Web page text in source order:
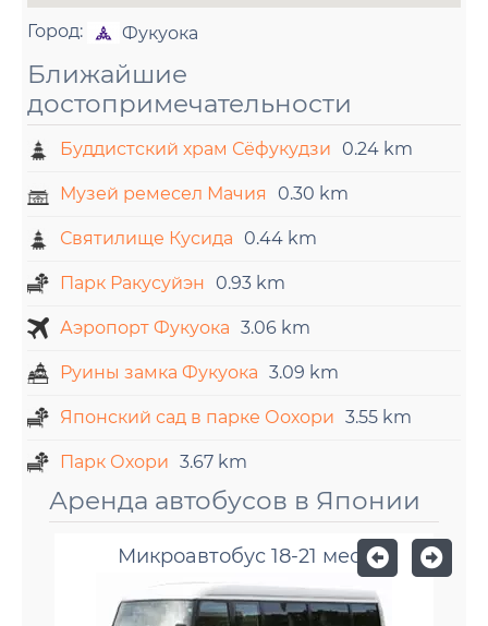
Город: Фукуока
Ближайшие
достопримечательности
Буддистский храм Сёфукудзи 0.24 km
Музей ремесел Мачия 0.30 km
Святилище Кусида 0.44 km
Парк Ракусуйэн 0.93 km
Аэропорт Фукуока 3.06 km
Руины замка Фукуока 3.09 km
Японский сад в парке Оохори 3.55 km
Парк Охори 3.67 km
Аренда автобусов в Японии
Микроавтобус 18-21 мест